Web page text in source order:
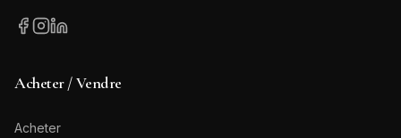
Acheter / Vendre
Acheter